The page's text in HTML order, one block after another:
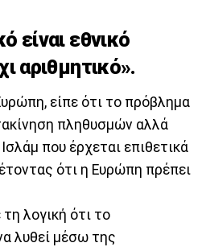
είναι εθνικό
αριθμητικό».
είπε ότι το πρόβλημα
πληθυσμών αλλά
που έρχεται επιθετικά
ότι η Ευρώπη πρέπει
λογική ότι το
λυθεί μέσω της